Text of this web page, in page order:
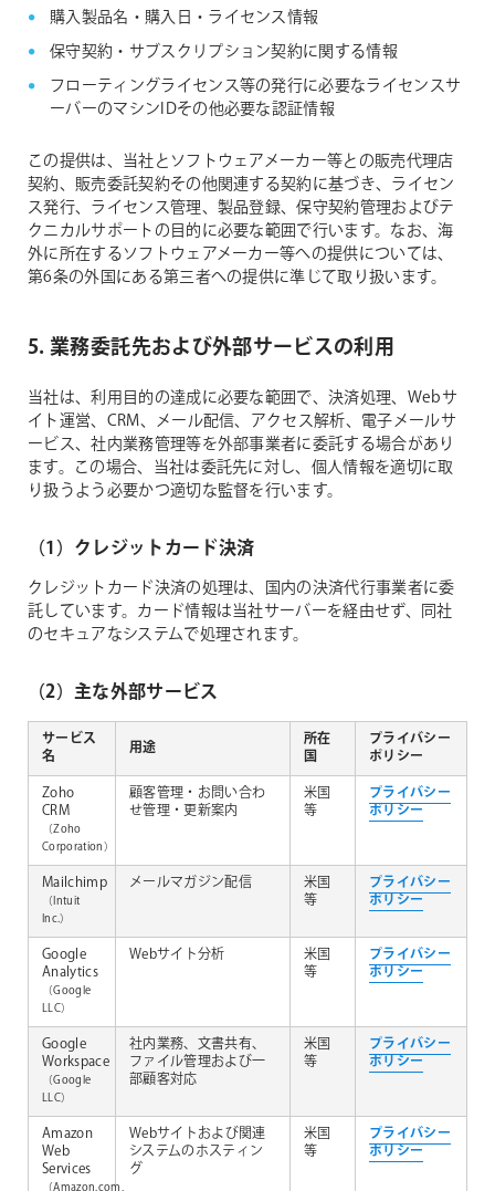
購入製品名・購入日・ライセンス情報
保守契約・サブスクリプション契約に関する情報
フローティングライセンス等の発行に必要なライセンスサ
ーバーのマシンIDその他必要な認証情報
この提供は、当社とソフトウェアメーカー等との販売代理店
契約、販売委託契約その他関連する契約に基づき、ライセン
ス発行、ライセンス管理、製品登録、保守契約管理およびテ
クニカルサポートの目的に必要な範囲で行います。なお、海
外に所在するソフトウェアメーカー等への提供については、
第6条の外国にある第三者への提供に準じて取り扱います。
5. 業務委託先および外部サービスの利用
当社は、利用目的の達成に必要な範囲で、決済処理、Webサ
イト運営、CRM、メール配信、アクセス解析、電子メールサ
ービス、社内業務管理等を外部事業者に委託する場合があり
ます。この場合、当社は委託先に対し、個人情報を適切に取
り扱うよう必要かつ適切な監督を行います。
（1）クレジットカード決済
クレジットカード決済の処理は、国内の決済代行事業者に委
託しています。カード情報は当社サーバーを経由せず、同社
のセキュアなシステムで処理されます。
（2）主な外部サービス
サービス
名
用途
所在
国
プライバシー
ポリシー
Zoho
CRM
（Zoho
Corporation）
顧客管理・お問い合わ
せ管理・更新案内
米国
等
プライバシー
ポリシー
Mailchimp
（Intuit
Inc.）
メールマガジン配信
米国
等
プライバシー
ポリシー
Google
Analytics
（Google
LLC）
Webサイト分析
米国
等
プライバシー
ポリシー
Google
Workspace
（Google
LLC）
社内業務、文書共有、
ファイル管理および一
部顧客対応
米国
等
プライバシー
ポリシー
Amazon
Web
Services
（Amazon.com,
Webサイトおよび関連
システムのホスティン
グ
米国
等
プライバシー
ポリシー